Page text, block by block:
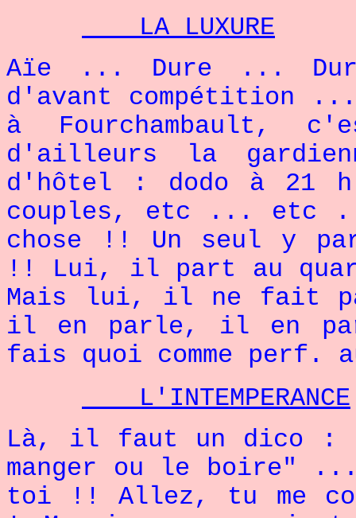
LA LUXURE
Aïe ... Dure ...
d'avant compétition ...
à Fourchambault,
d'ailleurs la
d'hôtel : dodo à 21
couples, etc ... etc
chose !! Un seul y
!! Lui, il part au
Mais lui, il ne fait
il en parle, il en
fais quoi comme perf.
L'INTEMPERANCE
Là, il faut un dico :
manger ou le boire"
toi !! Allez, tu me